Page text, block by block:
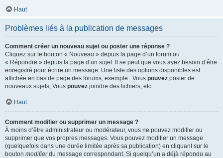
Haut
Problèmes liés à la publication de messages
Comment créer un nouveau sujet ou poster une réponse ?
Cliquez sur le bouton « Nouveau » depuis la page d’un forum ou
« Répondre » depuis la page d’un sujet. Il se peut que vous ayez besoin d’être
enregistré pour écrire un message. Une liste des options disponibles est
affichée en bas de page des forums, exemple : Vous pouvez poster de
nouveaux sujets, Vous pouvez joindre des fichiers, etc.
Haut
Comment modifier ou supprimer un message ?
À moins d’être administrateur ou modérateur, vous ne pouvez modifier ou
supprimer que vos propres messages. Vous pouvez modifier un message
(quelquefois dans une durée limitée après sa publication) en cliquant sur le
bouton modifierdu message correspondant. Si quelqu’un a déjà répondu au